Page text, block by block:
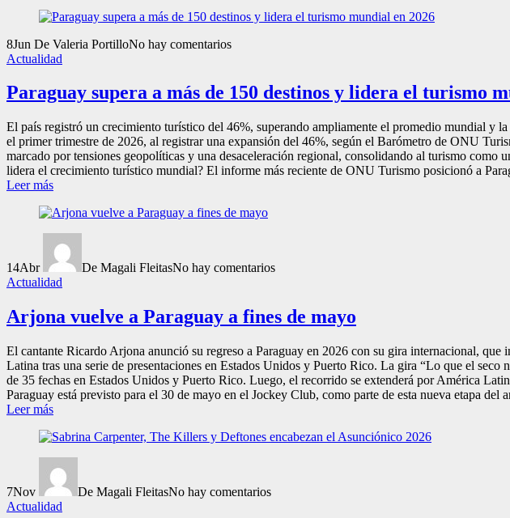
8Jun De Valeria PortilloNo hay comentarios
Actualidad
Paraguay supera a más de 150 destinos y lidera el turismo
El país registró un crecimiento turístico del 46%, superando ampliamente el promedio mundial y
el primer trimestre de 2026, al registrar una expansión del 46%, según el Barómetro de ONU
marcado por tensiones geopolíticas y una desaceleración regional, consolidando al turismo
lidera el crecimiento turístico mundial? El informe más reciente de ONU Turismo posicionó a
Leer más
14Abr De Magali FleitasNo hay comentarios
Actualidad
Arjona vuelve a Paraguay a fines de mayo
El cantante Ricardo Arjona anunció su regreso a Paraguay en 2026 con su gira internacional,
Latina tras una serie de presentaciones en Estados Unidos y Puerto Rico. La gira “Lo que el
de 35 fechas en Estados Unidos y Puerto Rico. Luego, el recorrido se extenderá por América
Paraguay está previsto para el 30 de mayo en el Jockey Club, como parte de esta nueva etapa
Leer más
7Nov De Magali FleitasNo hay comentarios
Actualidad